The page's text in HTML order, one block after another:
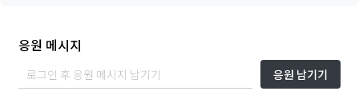
응원 메시지
응원 남기기